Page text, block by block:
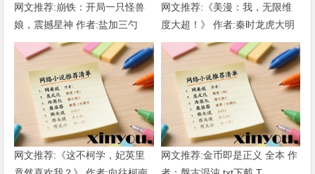
网文推荐:崩铁：开局一只怪兽
娘，震撼星神 作者:盐加三勺
（1-218）TXT下载
网文推荐:《美漫：我，无限维
度大超！》 作者:秦时龙虎大明
1-802章 TXT下载
网文推荐:《这不柯学，妃英里
网文推荐:金币即是正义 全本 作